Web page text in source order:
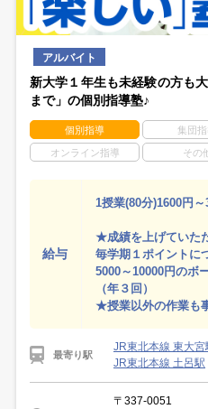
アルバイト
新大学１年生も未経験の方も
まで」の個別指導塾♪
個別指導 集団
オンライン指導 その
給与
1授業(80分)1600円～
★成績を上げていた
毎学期１ポイントに
5000～10000円のボ
（年３回）
★授業以外の作業も
最寄り駅
JR東北本線 東大宮
JR東北本線 土呂駅
〒337-0051